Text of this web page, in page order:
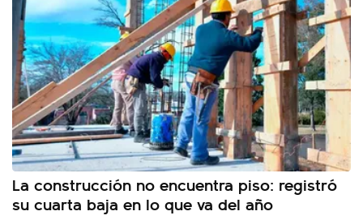
La construcción no encuentra piso: registró
su cuarta baja en lo que va del año